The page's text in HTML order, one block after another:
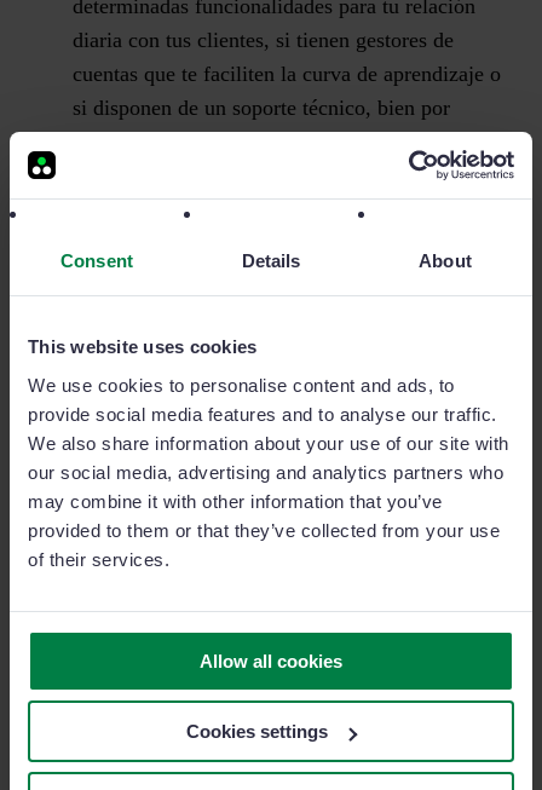
Consent Details About
This website uses cookies
We use cookies to personalise content and ads, to
provide social media features and to analyse our traffic.
We also share information about your use of our site with
our social media, advertising and analytics partners who
may combine it with other information that you’ve
provided to them or that they’ve collected from your use
of their services.
Allow all cookies
Cookies settings
determinadas funcionalidades para tu relación
diaria con tus clientes, si tienen gestores de
cuentas que te faciliten la curva de aprendizaje o
si disponen de un soporte técnico, bien por
expectativas de atención y rapidez básicas para la
puesta en marcha de una solución de este tipo en
¿Cuáles son los costes ocultos de un CRM?
Si has leído con atención este artículo, estamos
convencidos de que habrás entendido la importancia
de informarte al máximo de las características de un
CRM para acertar con su elección.
asesoramiento personalizadode aquellos candidatos
que hayan pasado un primer corte y sobre los que
quieras conocer mejor si cumplen con las expectativas
de lo que promocionan en sus respectivas páginas
webs.